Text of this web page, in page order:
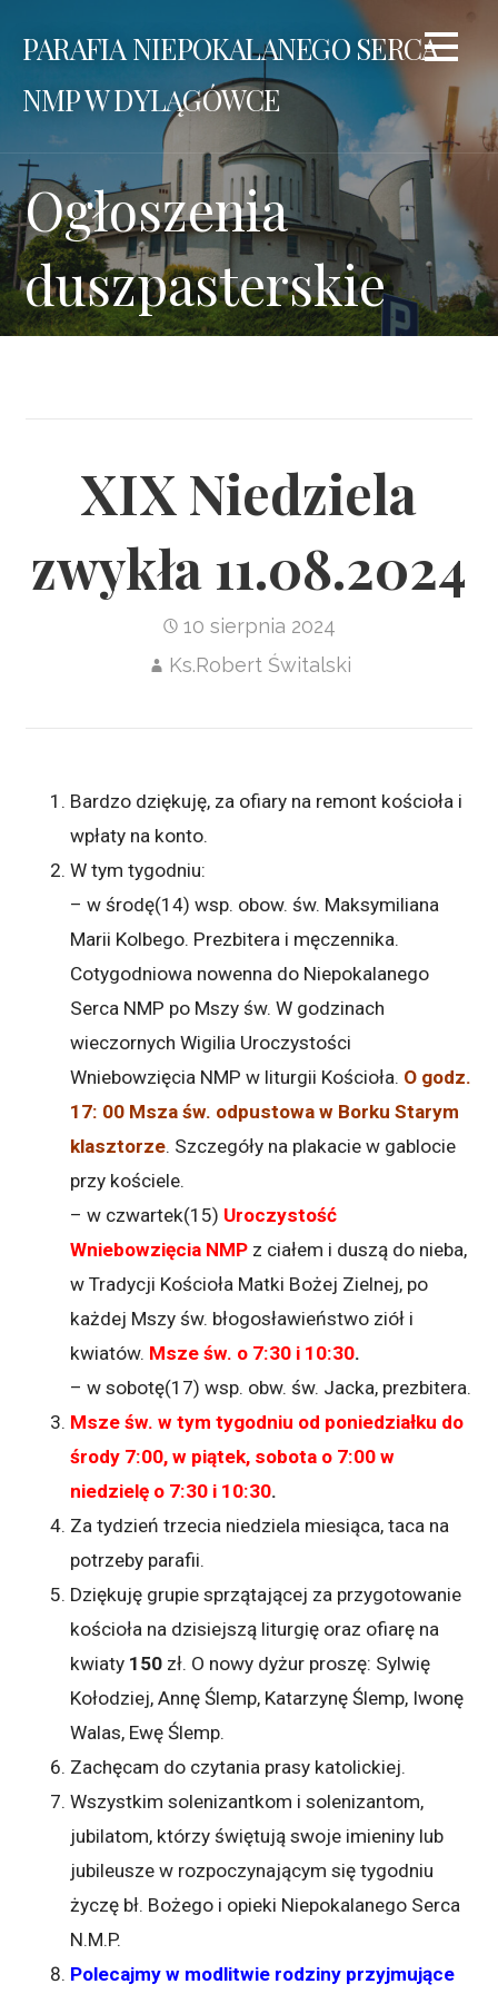
PARAFIA NIEPOKALANEGO SERCA
NMP W DYLĄGÓWCE
Ogłoszenia
duszpasterskie
XIX Niedziela
zwykła 11.08.2024
10 sierpnia 2024
Ks.Robert Świtalski
Bardzo dziękuję, za ofiary na remont kościoła i
wpłaty na konto.
W tym tygodniu:
– w środę(14) wsp. obow. św. Maksymiliana
Marii Kolbego. Prezbitera i męczennika.
Cotygodniowa nowenna do Niepokalanego
Serca NMP po Mszy św. W godzinach
wieczornych Wigilia Uroczystości
Wniebowzięcia NMP w liturgii Kościoła. O godz.
17: 00 Msza św. odpustowa w Borku Starym
klasztorze. Szczegóły na plakacie w gablocie
przy kościele.
– w czwartek(15) Uroczystość
Wniebowzięcia NMP z ciałem i duszą do nieba,
w Tradycji Kościoła Matki Bożej Zielnej, po
każdej Mszy św. błogosławieństwo ziół i
kwiatów. Msze św. o 7:30 i 10:30.
– w sobotę(17) wsp. obw. św. Jacka, prezbitera.
Msze św. w tym tygodniu od poniedziałku do
środy 7:00, w piątek, sobota o 7:00 w
niedzielę o 7:30 i 10:30.
Za tydzień trzecia niedziela miesiąca, taca na
potrzeby parafii.
Dziękuję grupie sprzątającej za przygotowanie
kościoła na dzisiejszą liturgię oraz ofiarę na
kwiaty 150 zł. O nowy dyżur proszę: Sylwię
Kołodziej, Annę Ślemp, Katarzynę Ślemp, Iwonę
Walas, Ewę Ślemp.
Zachęcam do czytania prasy katolickiej.
Wszystkim solenizantkom i solenizantom,
jubilatom, którzy świętują swoje imieniny lub
jubileusze w rozpoczynającym się tygodniu
życzę bł. Bożego i opieki Niepokalanego Serca
N.M.P.
Polecajmy w modlitwie rodziny przyjmujące